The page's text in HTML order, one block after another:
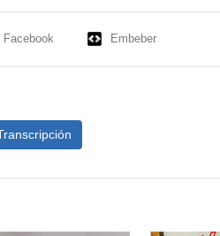
Facebook Embeber